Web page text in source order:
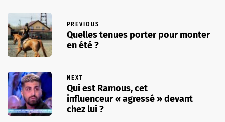
PREVIOUS
Quelles tenues porter pour monter
en été ?
NEXT
Qui est Ramous, cet
influenceur « agressé » devant
chez lui ?